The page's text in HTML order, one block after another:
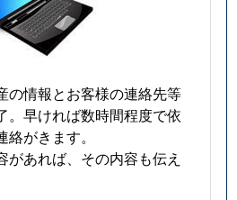
の情報とお客様の連絡先等
。早ければ数時間程度で依
がきます。
があれば、その内容も伝え